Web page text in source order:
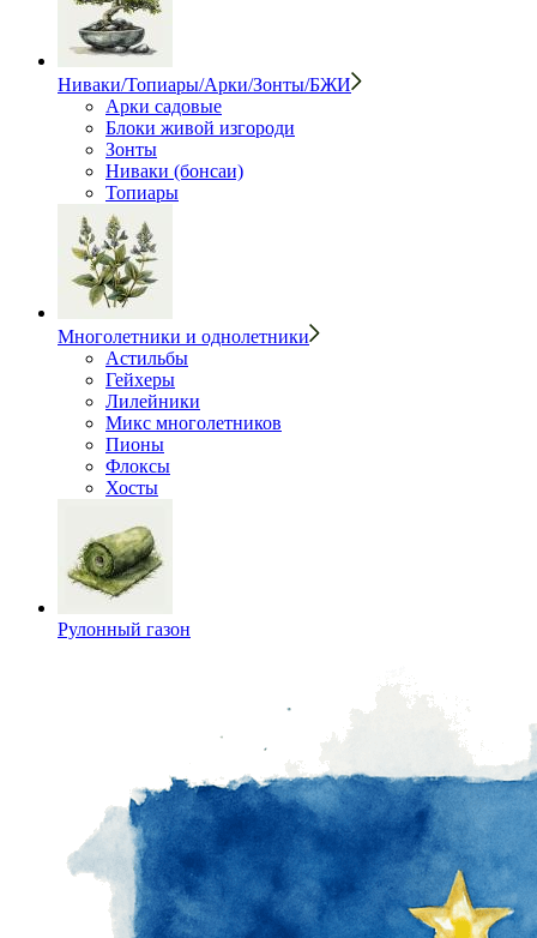
Ниваки/Топиары/Арки/Зонты/БЖИ
Арки садовые
Блоки живой изгороди
Зонты
Ниваки (бонсаи)
Топиары
Многолетники и однолетники
Астильбы
Гейхеры
Лилейники
Микс многолетников
Пионы
Флоксы
Хосты
Рулонный газон